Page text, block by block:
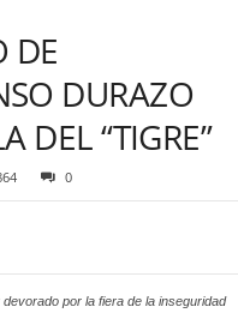
DE
DURAZO
DEL “TIGRE”
0
por la fiera de la inseguridad